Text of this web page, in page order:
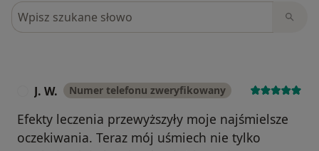
Szukaj w opiniach
J. W. Numer telefonu zweryfikowany
Efekty leczenia przewyższyły moje najśmielsze
oczekiwania. Teraz mój uśmiech nie tylko